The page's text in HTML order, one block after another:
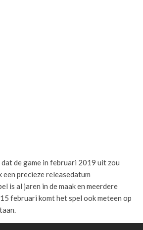
dat de game in februari 2019 uit zou
een precieze releasedatum
is al jaren in de maak en meerdere
februari komt het spel ook meteen op